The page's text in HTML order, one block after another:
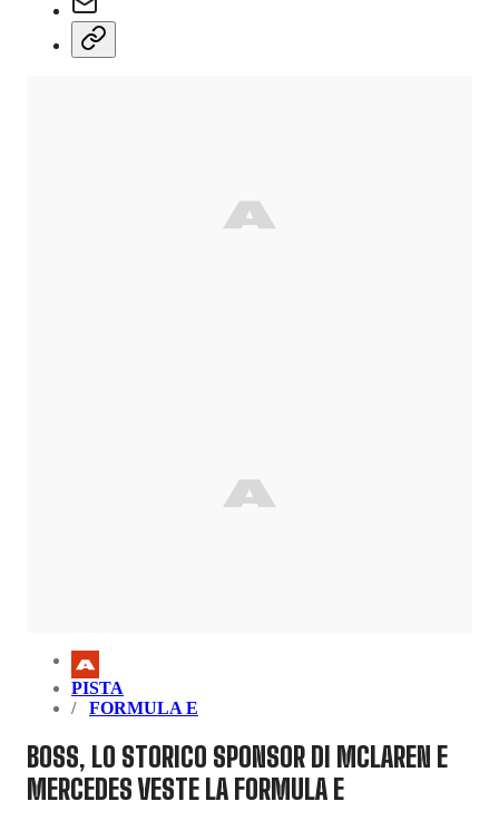
PISTA
FORMULA E
BOSS, LO STORICO SPONSOR DI MCLAREN E
MERCEDES VESTE LA FORMULA E